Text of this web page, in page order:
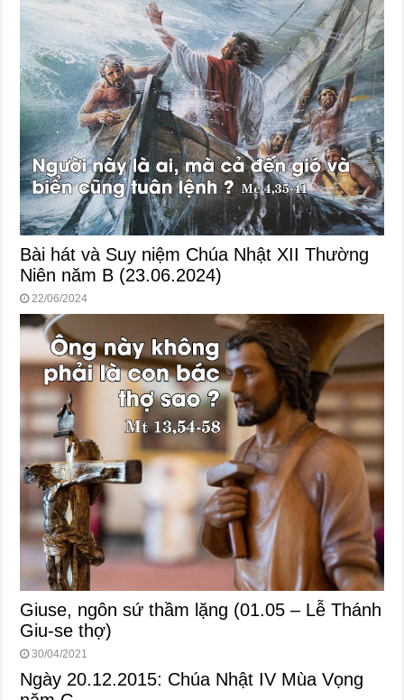
Bài hát và Suy niệm Chúa Nhật XII Thường
Niên năm B (23.06.2024)
22/06/2024
Giuse, ngôn sứ thầm lặng (01.05 – Lễ Thánh
Giu-se thợ)
30/04/2021
Ngày 20.12.2015: Chúa Nhật IV Mùa Vọng